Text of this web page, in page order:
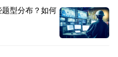
型分布？如何